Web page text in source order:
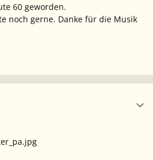
60 geworden.
noch gerne. Danke für die Musik